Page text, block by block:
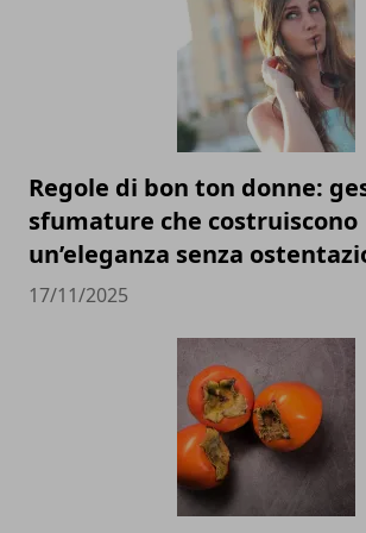
Regole di bon ton donne:
sfumature che costruiscono
un’eleganza senza
17/11/2025